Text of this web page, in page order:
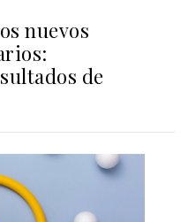
nuevos
de